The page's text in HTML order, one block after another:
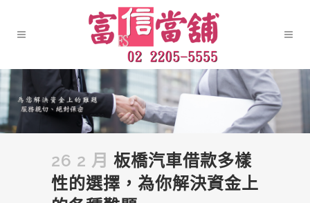
26 2 月 板橋汽車借款多樣
性的選擇，為你解決資金上